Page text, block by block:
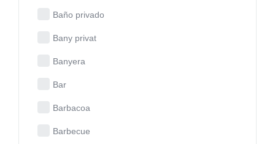
Baño privado
Bany privat
Banyera
Bar
Barbacoa
Barbecue